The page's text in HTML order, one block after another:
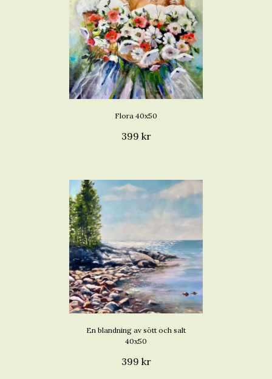
Flora 40x50
399 kr
En blandning av sött och salt
40x50
399 kr